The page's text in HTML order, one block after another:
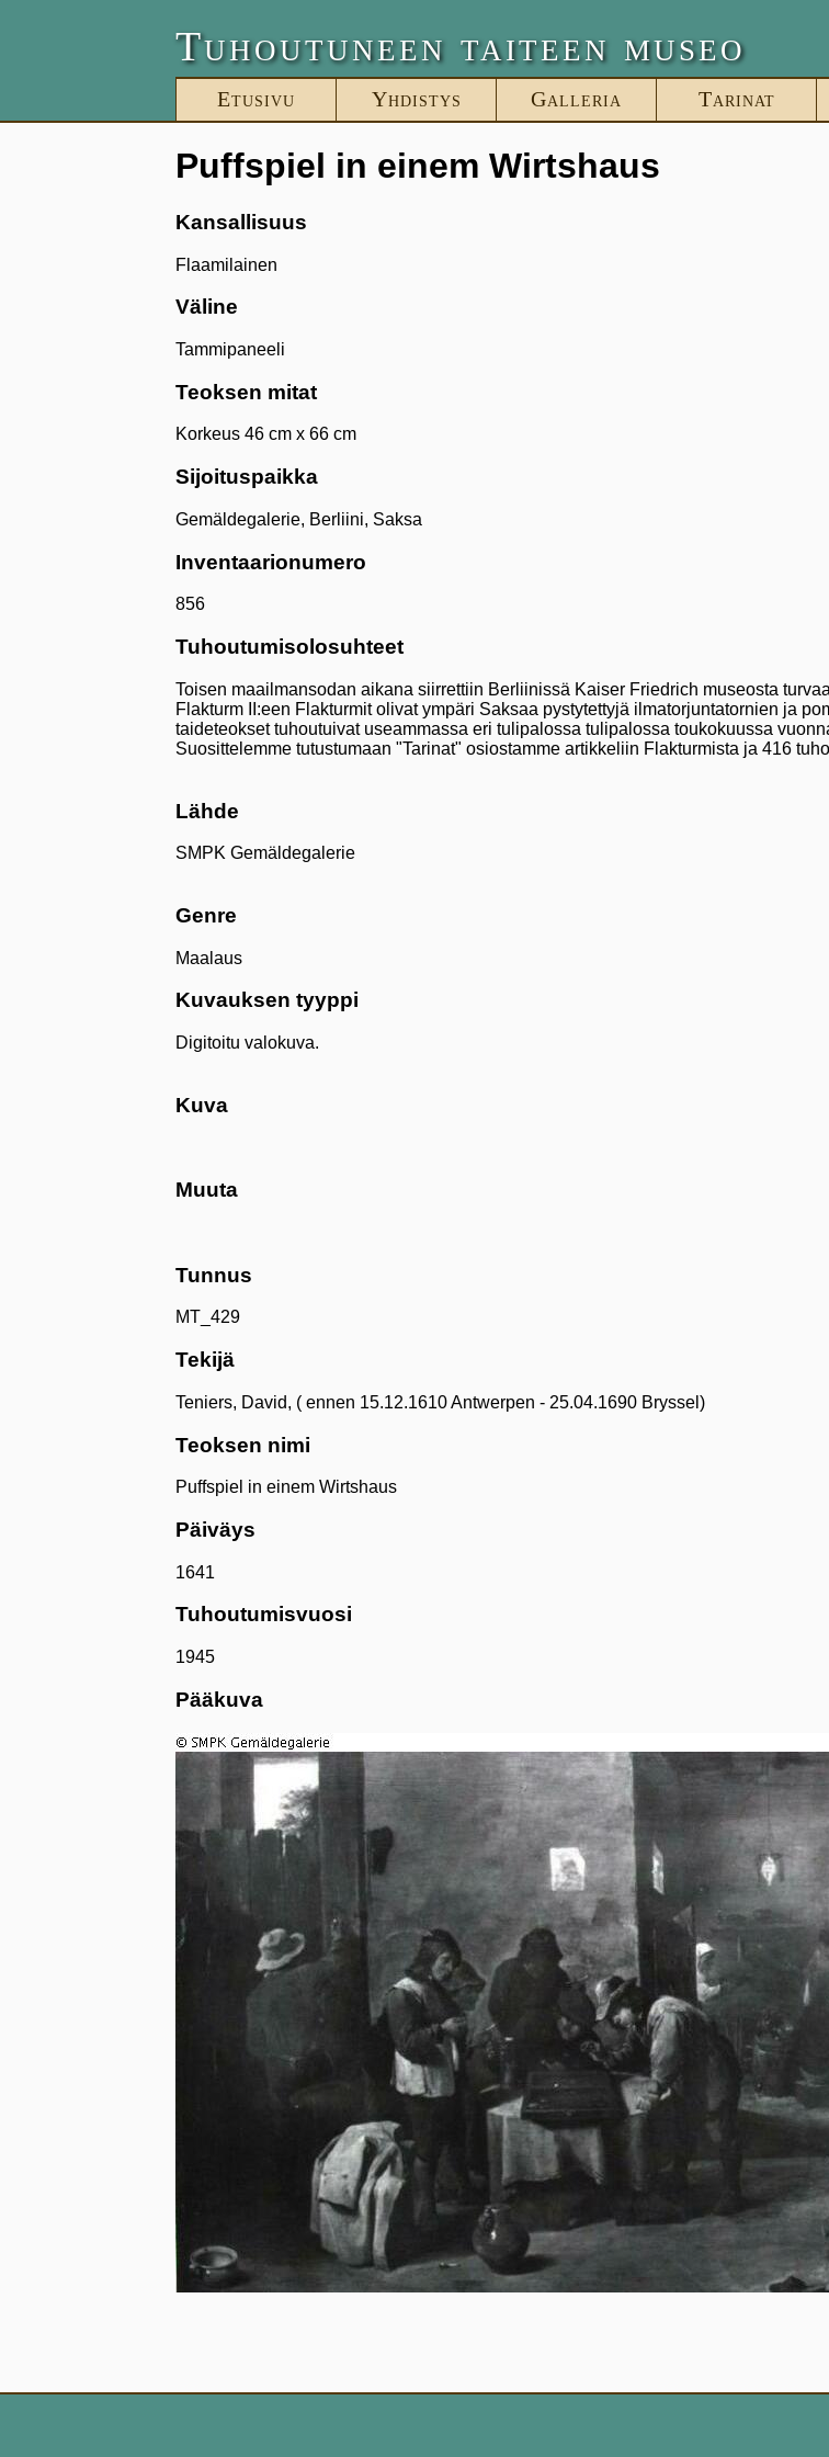
Tuhoutuneen taiteen museo
Etusivu Yhdistys Galleria Tarinat
Puffspiel in einem Wirtshaus
Kansallisuus
Flaamilainen
Väline
Tammipaneeli
Teoksen mitat
Korkeus 46 cm x 66 cm
Sijoituspaikka
Gemäldegalerie, Berliini, Saksa
Inventaarionumero
856
Tuhoutumisolosuhteet
Toisen maailmansodan aikana siirrettiin Berliinissä Kaiser Friedrich museosta
Flakturm II:een Flakturmit olivat ympäri Saksaa pystytettyjä ilmatorjuntatornien ja
taideteokset tuhoutuivat useammassa eri tulipalossa tulipalossa toukokuussa
Suosittelemme tutustumaan "Tarinat" osiostamme artikkeliin Flakturmista ja 416
Lähde
SMPK Gemäldegalerie
Genre
Maalaus
Kuvauksen tyyppi
Digitoitu valokuva.
Kuva
Muuta
Tunnus
MT_429
Tekijä
Teniers, David, ( ennen 15.12.1610 Antwerpen - 25.04.1690 Bryssel)
Teoksen nimi
Puffspiel in einem Wirtshaus
Päiväys
1641
Tuhoutumisvuosi
1945
Pääkuva